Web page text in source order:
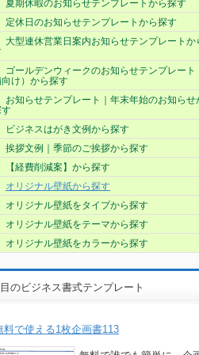
夏期休暇のお知らせテンプレートから探す
定休日のお知らせテンプレートから探す
大型連休営業日案内お知らせテンプレートか
ゴールデンウィークのお知らせテンプレート
け）から探す
お知らせテンプレート｜年末年始のお知らせ
ビジネスはがき文例から探す
挨拶文例｜季節のご挨拶から探す
【経費削減案】から探す
オリジナル壁紙から探す
オリジナル壁紙をタイプから探す
オリジナル壁紙をテーマから探す
オリジナル壁紙をカラーから探す
のビジネス書式テンプレート
料で使える1枚企画書113